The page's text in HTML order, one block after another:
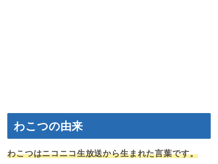
わこつの由来
わこつはニコニコ生放送から生まれた言葉です。